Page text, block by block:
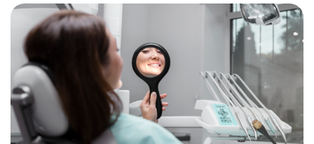
Que vous ayez besoin d’un nettoyage de
routine ou d’un traitement dentaire
complexe, notre équipe expérimentée est